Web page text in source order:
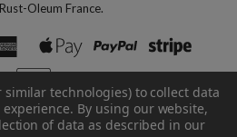
Oleum France.
similar technologies) to collect data
By using our website,
of data as described in our